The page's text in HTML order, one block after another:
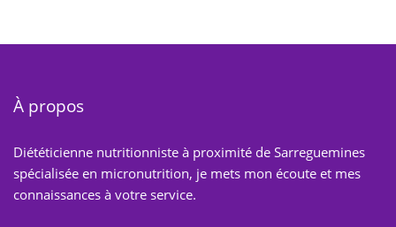
À propos
Diététicienne nutritionniste à proximité de Sarreguemines
spécialisée en micronutrition, je mets mon écoute et mes
connaissances à votre service.